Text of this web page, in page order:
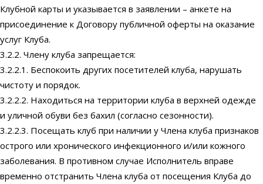
Клубной карты и указывается в заявлении – анкете на
присоединение к Договору публичной оферты на оказание
услуг Клуба.
3.2.2. Члену клуба запрещается:
3.2.2.1. Беспокоить других посетителей клуба, нарушать
чистоту и порядок.
3.2.2.2. Находиться на территории клуба в верхней одежде
и уличной обуви без бахил (согласно сезонности).
3.2.2.3. Посещать клуб при наличии у Члена клуба признаков
острого или хронического инфекционного и/или кожного
заболевания. В противном случае Исполнитель вправе
временно отстранить Члена клуба от посещения Клуба до